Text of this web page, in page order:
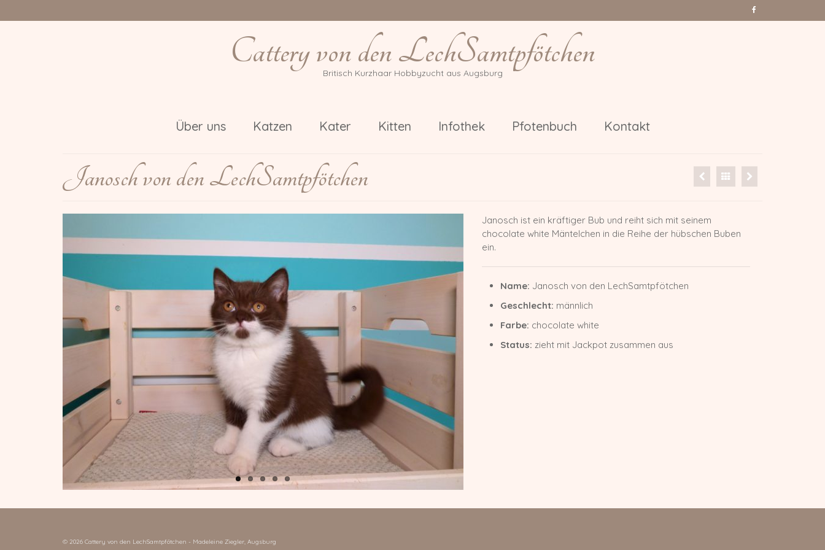
Cattery von den LechSamtpfötchen
Britisch Kurzhaar Hobbyzucht aus Augsburg
Über uns Katzen Kater Kitten Infothek Pfotenbuch Kontakt
Janosch von den LechSamtpfötchen
Janosch ist ein kräftiger Bub und reiht sich mit seinem
chocolate white Mäntelchen in die Reihe der hübschen Buben
ein.
Name: Janosch von den LechSamtpfötchen
Geschlecht: männlich
Farbe: chocolate white
Status: zieht mit Jackpot zusammen aus
© 2026 Cattery von den LechSamtpfötchen - Madeleine Ziegler, Augsburg